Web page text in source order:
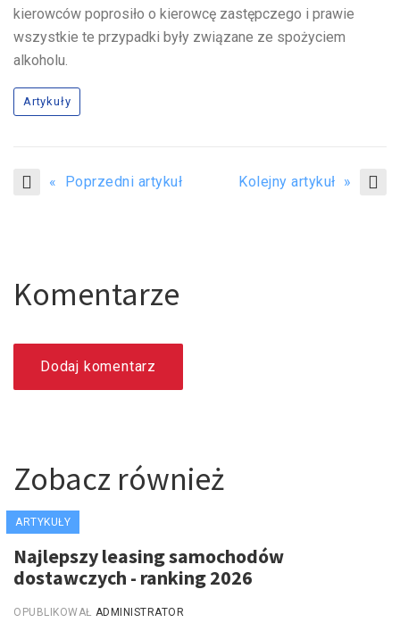
kierowców poprosiło o kierowcę zastępczego i prawie
wszystkie te przypadki były związane ze spożyciem
alkoholu.
Artykuły
« Poprzedni artykuł Kolejny artykuł »
Komentarze
Dodaj komentarz
Zobacz również
ARTYKUŁY
Najlepszy leasing samochodów
dostawczych - ranking 2026
OPUBLIKOWAŁ ADMINISTRATOR